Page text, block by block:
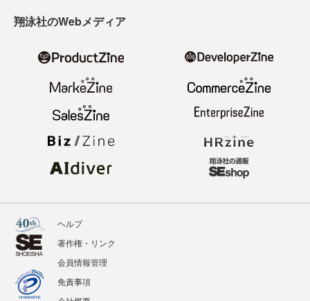
翔泳社のWebメディア
ヘルプ
著作権・リンク
会員情報管理
免責事項